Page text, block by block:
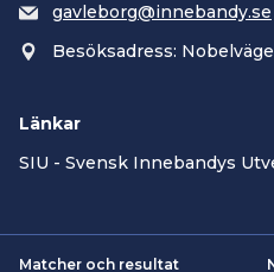
gavleborg@innebandy.se
Besöksadress:
Länkar
SIU - Svensk Innebandys
Matcher och resultat